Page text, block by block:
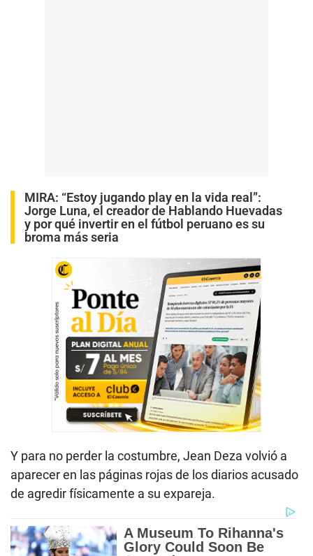
MIRA: “Estoy jugando play en la vida real”:
Jorge Luna, el creador de Hablando Huevadas
y por qué invertir en el fútbol peruano es su
broma más seria
Y para no perder la costumbre, Jean Deza volvió a
aparecer en las páginas rojas de los diarios acusado
de agredir físicamente a su expareja.